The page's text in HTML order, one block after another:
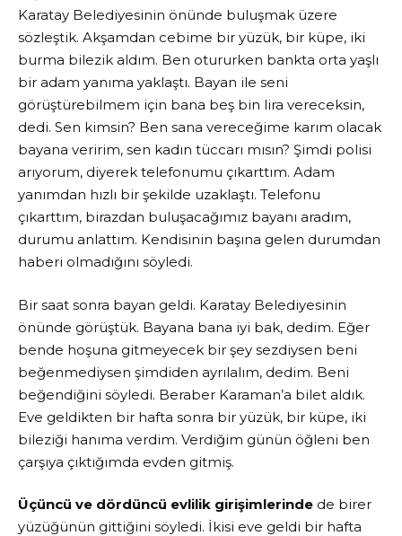
Karatay Belediyesinin önünde buluşmak üzere
sözleştik. Akşamdan cebime bir yüzük, bir küpe, iki
burma bilezik aldım. Ben otururken bankta orta yaşlı
bir adam yanıma yaklaştı. Bayan ile seni
görüştürebilmem için bana beş bin lira vereceksin,
dedi. Sen kimsin? Ben sana vereceğime karım olacak
bayana veririm, sen kadın tüccarı mısın? Şimdi polisi
arıyorum, diyerek telefonumu çıkarttım. Adam
yanımdan hızlı bir şekilde uzaklaştı. Telefonu
çıkarttım, birazdan buluşacağımız bayanı aradım,
durumu anlattım. Kendisinin başına gelen durumdan
haberi olmadığını söyledi.
Bir saat sonra bayan geldi. Karatay Belediyesinin
önünde görüştük. Bayana bana iyi bak, dedim. Eğer
bende hoşuna gitmeyecek bir şey sezdiysen beni
beğenmediysen şimdiden ayrılalım, dedim. Beni
beğendiğini söyledi. Beraber Karaman’a bilet aldık.
Eve geldikten bir hafta sonra bir yüzük, bir küpe, iki
bileziği hanıma verdim. Verdiğim günün öğleni ben
çarşıya çıktığımda evden gitmiş.
Üçüncü ve dördüncü evlilik girişimlerinde de birer
yüzüğünün gittiğini söyledi. İkisi eve geldi bir hafta